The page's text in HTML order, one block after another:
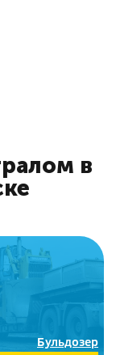
в
Бульдозер